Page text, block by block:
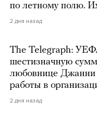
по летному полю.
2 дня назад
The Telegraph:
шестизначную
любовнице Джанни
работы в
2 дня назад